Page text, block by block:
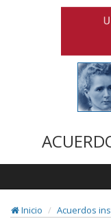
Inicio
Acuerdos